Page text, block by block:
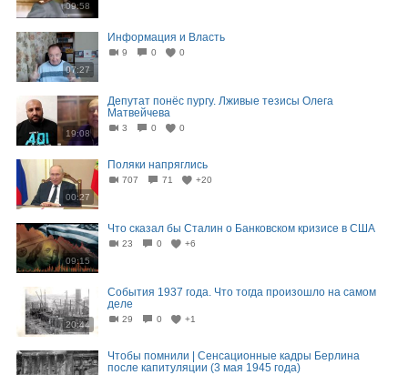
09:58
07:27
Информация и Власть
9 0 0
19:08
Депутат понёс пургу. Лживые тезисы Олега
Матвейчева
3 0 0
00:27
Поляки напряглись
707 71 +20
09:15
Что сказал бы Сталин о Банковском кризисе в США
23 0 +6
20:44
События 1937 года. Что тогда произошло на самом
деле
29 0 +1
Чтобы помнили | Сенсационные кадры Берлина
после капитуляции (3 мая 1945 года)